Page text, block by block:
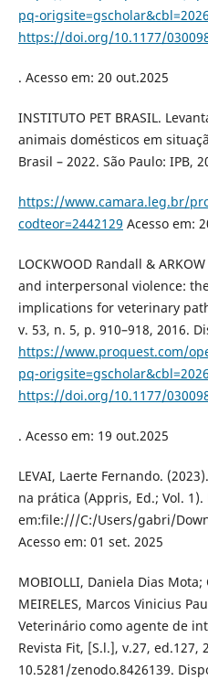
pq-
https://doi.org/10.1177/
. Acesso em: 20 out.2025
INSTITUTO PET BRASIL.
animais domésticos em
Brasil – 2022. São Paulo: IPB,
https://www.camara.leg.br/
codteor=2442129 Acesso em:
LOCKWOOD Randall &
and interpersonal violence:
implications for veterinary
v. 53, n. 5, p. 910–918, 2016.
https://www.proquest.com/
pq-
https://doi.org/10.1177/
. Acesso em: 19 out.2025
LEVAI, Laerte Fernando.
na prática (Appris, Ed.; Vol. 1).
em:file:///C:/Users/gabri/
Acesso em: 01 set. 2025
MOBIOLLI, Daniela Dias Mota;
MEIRELES, Marcos Vinicius
Veterinário como agente de
Revista Fit, [S.l.], v.27, ed.127,
10.5281/zenodo.8426139.